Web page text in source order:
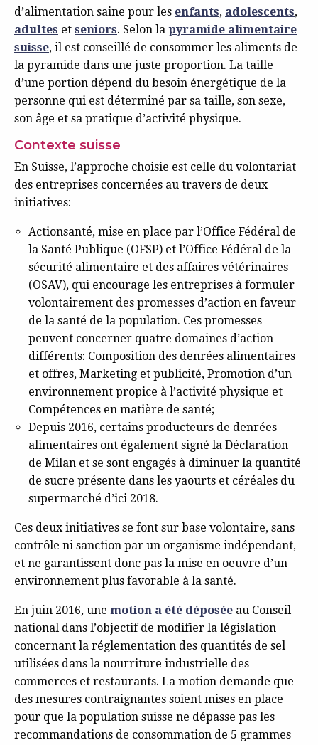
d’alimentation saine pour les enfants, adolescents,
adultes et seniors. Selon la pyramide alimentaire
suisse, il est conseillé de consommer les aliments de
la pyramide dans une juste proportion. La taille
d’une portion dépend du besoin énergétique de la
personne qui est déterminé par sa taille, son sexe,
son âge et sa pratique d’activité physique.
Contexte suisse
En Suisse, l’approche choisie est celle du volontariat
des entreprises concernées au travers de deux
initiatives:
Actionsanté, mise en place par l’Office Fédéral de
la Santé Publique (OFSP) et l’Office Fédéral de la
sécurité alimentaire et des affaires vétérinaires
(OSAV), qui encourage les entreprises à formuler
volontairement des promesses d’action en faveur
de la santé de la population. Ces promesses
peuvent concerner quatre domaines d’action
différents: Composition des denrées alimentaires
et offres, Marketing et publicité, Promotion d’un
environnement propice à l’activité physique et
Compétences en matière de santé;
Depuis 2016, certains producteurs de denrées
alimentaires ont également signé la Déclaration
de Milan et se sont engagés à diminuer la quantité
de sucre présente dans les yaourts et céréales du
supermarché d’ici 2018.
Ces deux initiatives se font sur base volontaire, sans
contrôle ni sanction par un organisme indépendant,
et ne garantissent donc pas la mise en oeuvre d’un
environnement plus favorable à la santé.
En juin 2016, une motion a été déposée au Conseil
national dans l’objectif de modifier la législation
concernant la réglementation des quantités de sel
utilisées dans la nourriture industrielle des
commerces et restaurants. La motion demande que
des mesures contraignantes soient mises en place
pour que la population suisse ne dépasse pas les
recommandations de consommation de 5 grammes